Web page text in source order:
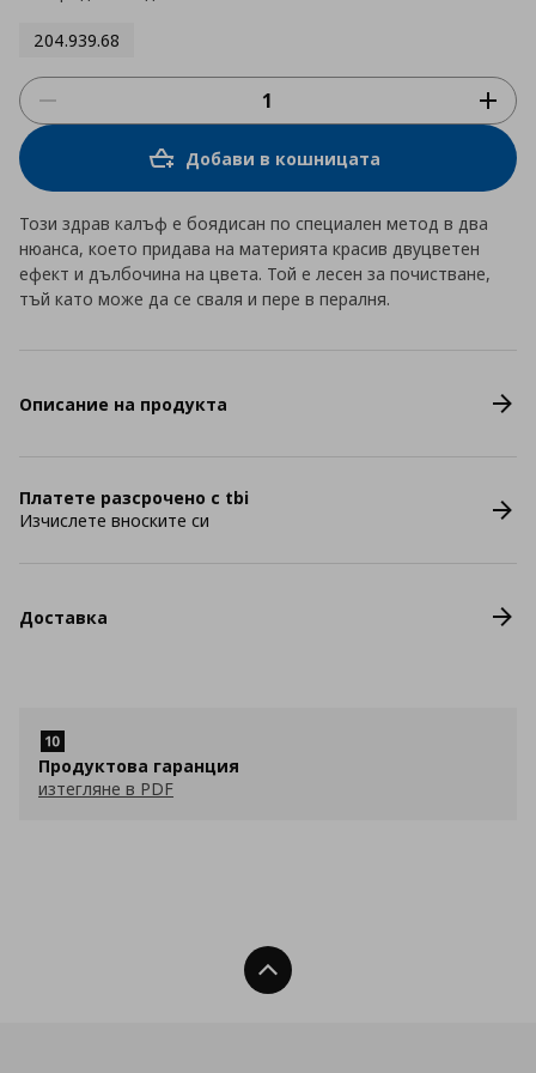
204.939.68
Добави в кошницата
Този здрав калъф е боядисан по специален метод в два
нюанса, което придава на материята красив двуцветен
ефект и дълбочина на цвета. Той е лесен за почистване,
тъй като може да се сваля и пере в пералня.
Описание на продукта
Платете разсрочено с tbi
Изчислете вноските си
Доставка
Продуктова гаранция
изтегляне в PDF
Нагоре